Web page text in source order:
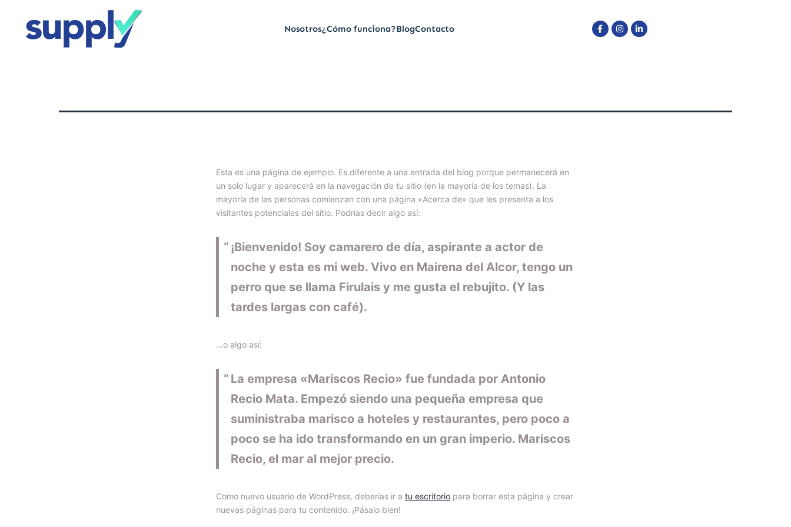
Nosotros¿Cómo funciona?BlogContacto
Esta es una página de ejemplo. Es diferente a una entrada del blog porque permanecerá en
un solo lugar y aparecerá en la navegación de tu sitio (en la mayoría de los temas). La
mayoría de las personas comienzan con una página «Acerca de» que les presenta a los
visitantes potenciales del sitio. Podrías decir algo así:
¡Bienvenido! Soy camarero de día, aspirante a actor de
noche y esta es mi web. Vivo en Mairena del Alcor, tengo un
perro que se llama Firulais y me gusta el rebujito. (Y las
tardes largas con café).
…o algo así:
La empresa «Mariscos Recio» fue fundada por Antonio
Recio Mata. Empezó siendo una pequeña empresa que
suministraba marisco a hoteles y restaurantes, pero poco a
poco se ha ido transformando en un gran imperio. Mariscos
Recio, el mar al mejor precio.
Como nuevo usuario de WordPress, deberías ir a tu escritorio para borrar esta página y crear
nuevas páginas para tu contenido. ¡Pásalo bien!